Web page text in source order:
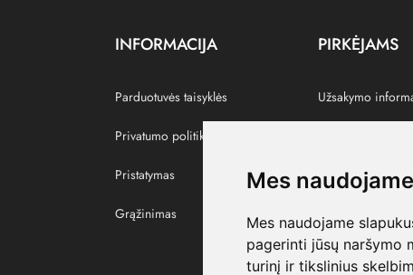
Mes
Mes naudojame
pagerinti jūsų naršymo
turinį ir tikslinius
INFORMACIJA
Parduotuvės taisyklės
Privatumo politika
Pristatymas
Grąžinimas
PIRKĖJAMS
Užsakymo
Paskyra
Pamėgtos prekės